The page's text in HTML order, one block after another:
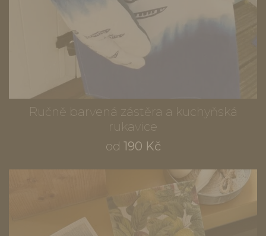
Ručně barvená zástěra a kuchyňská
rukavice
od 190 Kč